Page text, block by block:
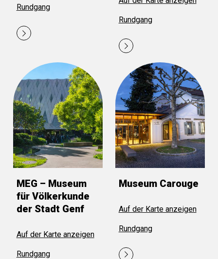
Rundgang
Rundgang
MEG – Museum
für Völkerkunde
der Stadt Genf
Auf der Karte anzeigen
Rundgang
Museum Carouge
Auf der Karte anzeigen
Rundgang